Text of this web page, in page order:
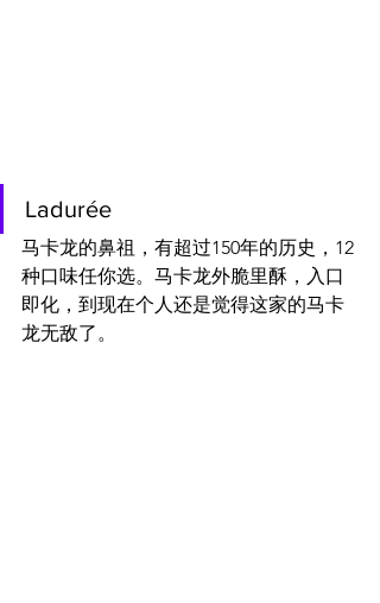
Ladurée
马卡龙的鼻祖，有超过150年的历史，12
种口味任你选。马卡龙外脆里酥，入口
即化，到现在个人还是觉得这家的马卡
龙无敌了。